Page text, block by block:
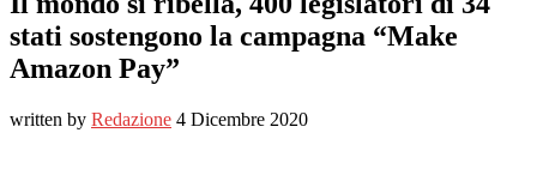
stati sostengono la campagna “Make
Amazon Pay”
written by Redazione 4 Dicembre 2020